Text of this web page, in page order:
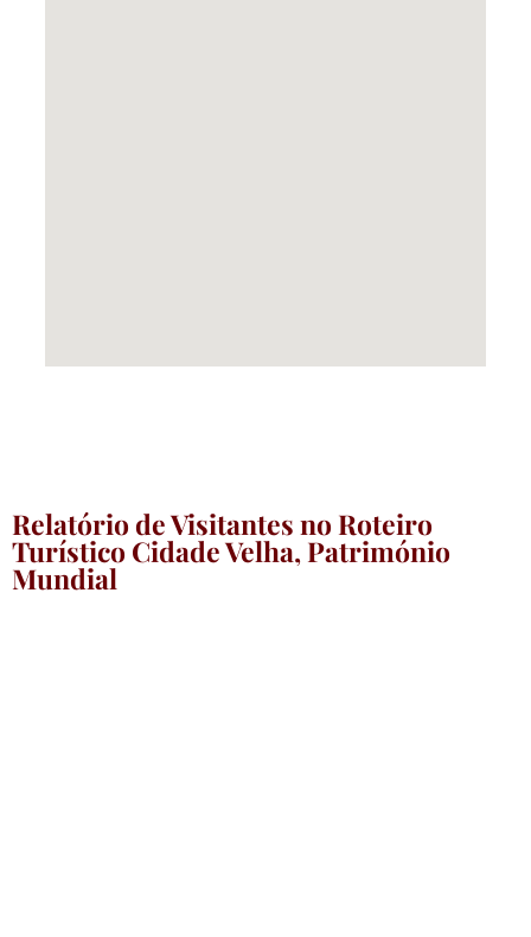
Relatório de Visitantes no Roteiro
Turístico Cidade Velha, Património
Mundial